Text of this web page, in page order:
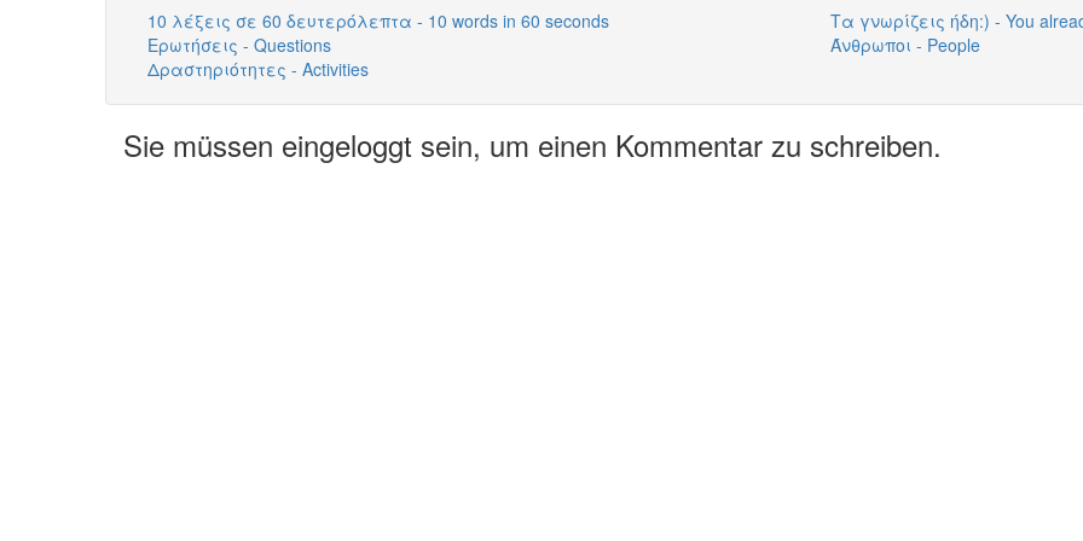
10 λέξεις σε 60 δευτερόλεπτα - 10 words in 60 seconds
Τα γνωρίζεις ήδη:) - You
Ερωτήσεις - Questions
Άνθρωποι - People
Δραστηριότητες - Activities
Sie müssen eingeloggt sein, um einen Kommentar zu schreiben.